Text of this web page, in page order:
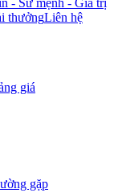
- Sứ mệnh - Giá trị
thưởngLiên hệ
giá
gặp